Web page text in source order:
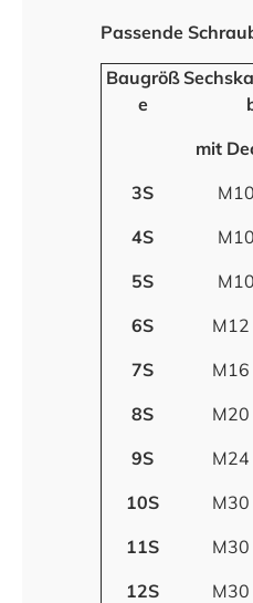
Passende
Baugröß
e
mit
3S
4S
5S
6S
7S
8S
9S
10S
11S
12S